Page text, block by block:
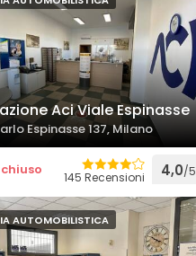
Aci Viale Espinasse
Espinasse 137, Milano
145 Recensioni 4,0/5
AUTOMOBILISTICA